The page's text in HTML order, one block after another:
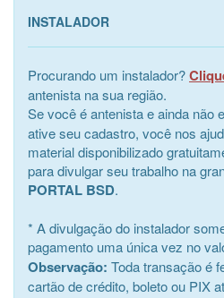
INSTALADOR
Procurando um instalador?
antenista na sua região.
Se você é antenista e ainda não
ative seu cadastro, você nos
material disponibilizado
para divulgar seu trabalho na
PORTAL BSD.
* A divulgação do instalador
pagamento uma única vez no
Observação: Toda transação é
cartão de crédito, boleto ou PIX